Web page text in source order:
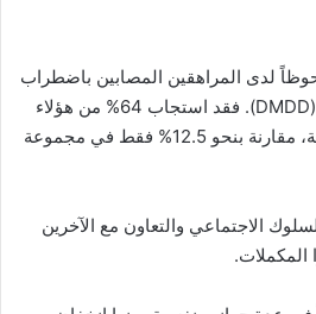
لدى المراهقين المصابين باضطراب
خلل تنظيم المزاج المتفجر (DMDD). فقد استجاب 64% من هؤلاء
المراهقين للمكملات الغذائية، مقارنة بنحو 12.5% فقط في مجموعة
الاجتماعي والتعاون مع الآخرين
المكملات.